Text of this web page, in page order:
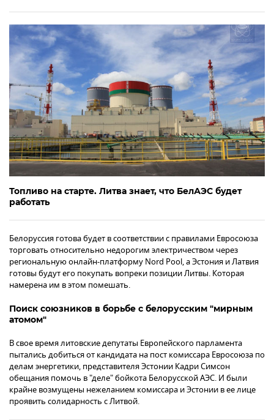
Топливо на старте. Литва знает, что БелАЭС будет
работать
Белоруссия готова будет в соответствии с правилами Евросоюза
торговать относительно недорогим электричеством через
региональную онлайн-платформу Nord Pool, а Эстония и Латвия
готовы будут его покупать вопреки позиции Литвы. Которая
намерена им в этом помешать.
Поиск союзников в борьбе с белорусским "мирным
атомом"
В свое время литовские депутаты Европейского парламента
пытались добиться от кандидата на пост комиссара Евросоюза по
делам энергетики, представителя Эстонии Кадри Симсон
обещания помочь в "деле" бойкота Белорусской АЭС. И были
крайне возмущены нежеланием комиссара и Эстонии в ее лице
проявить солидарность с Литвой.